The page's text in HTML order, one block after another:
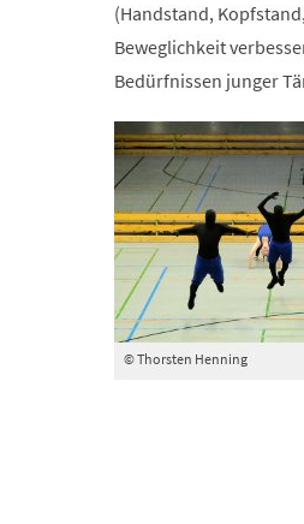
(Handstand,
Beweglichkeit
Bedürfnissen junger
© Thorsten Henning